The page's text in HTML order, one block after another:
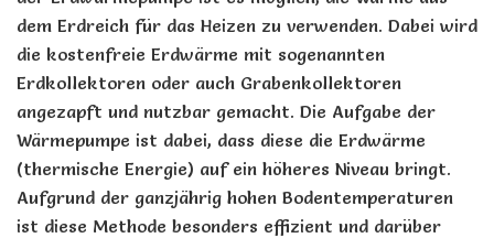
dem Erdreich für das Heizen zu verwenden. Dabei wird
die kostenfreie Erdwärme mit sogenannten
Erdkollektoren oder auch Grabenkollektoren
angezapft und nutzbar gemacht. Die Aufgabe der
Wärmepumpe ist dabei, dass diese die Erdwärme
(thermische Energie) auf ein höheres Niveau bringt.
Aufgrund der ganzjährig hohen Bodentemperaturen
ist diese Methode besonders effizient und darüber